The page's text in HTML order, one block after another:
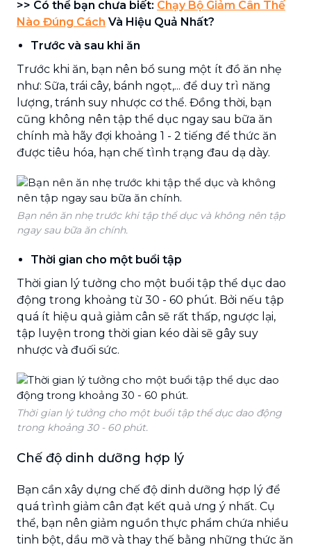
>> Có thể bạn chưa biết: Chạy Bộ Giảm Cân Thế
Nào Đúng Cách Và Hiệu Quả Nhất?
Trước và sau khi ăn
Trước khi ăn, bạn nên bổ sung một ít đồ ăn nhẹ
như: Sữa, trái cây, bánh ngọt,... để duy trì năng
lượng, tránh suy nhược cơ thể. Đồng thời, bạn
cũng không nên tập thể dục ngay sau bữa ăn
chính mà hãy đợi khoảng 1 - 2 tiếng để thức ăn
được tiêu hóa, hạn chế tình trạng đau dạ dày.
Bạn nên ăn nhẹ trước khi tập thể dục và không nên tập
ngay sau bữa ăn chính.
Thời gian cho một buổi tập
Thời gian lý tưởng cho một buổi tập thể dục dao
động trong khoảng từ 30 - 60 phút. Bởi nếu tập
quá ít hiệu quả giảm cân sẽ rất thấp, ngược lại,
tập luyện trong thời gian kéo dài sẽ gây suy
nhược và đuối sức.
Thời gian lý tưởng cho một buổi tập thể dục dao động
trong khoảng 30 - 60 phút.
Chế độ dinh dưỡng hợp lý
Bạn cần xây dựng chế độ dinh dưỡng hợp lý để
quá trình giảm cân đạt kết quả ưng ý nhất. Cụ
thể, bạn nên giảm nguồn thực phẩm chứa nhiều
tinh bột, dầu mỡ và thay thế bằng những thức ăn